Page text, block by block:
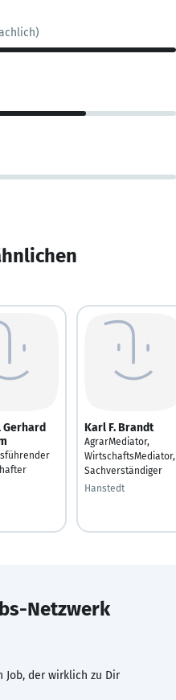
Karl F. Brandt
AgrarMediator,
WirtschaftsMediator,
Sachverständiger
Hanstedt
Netzwerk
Job, der wirklich zu Dir